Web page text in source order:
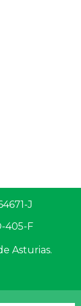
J
405-F
Asturias.